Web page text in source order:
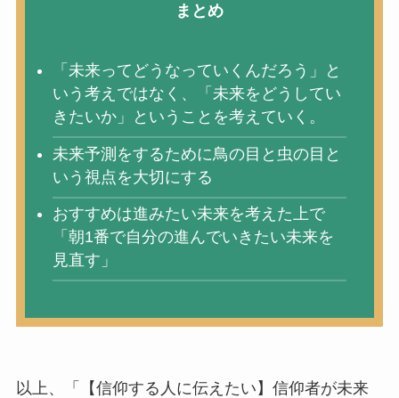
まとめ
「未来ってどうなっていくんだろう」と
いう考えではなく、「未来をどうしてい
きたいか」ということを考えていく。
未来予測をするために鳥の目と虫の目と
いう視点を大切にする
おすすめは進みたい未来を考えた上で
「朝1番で自分の進んでいきたい未来を
見直す」
以上、「【信仰する人に伝えたい】信仰者が未来